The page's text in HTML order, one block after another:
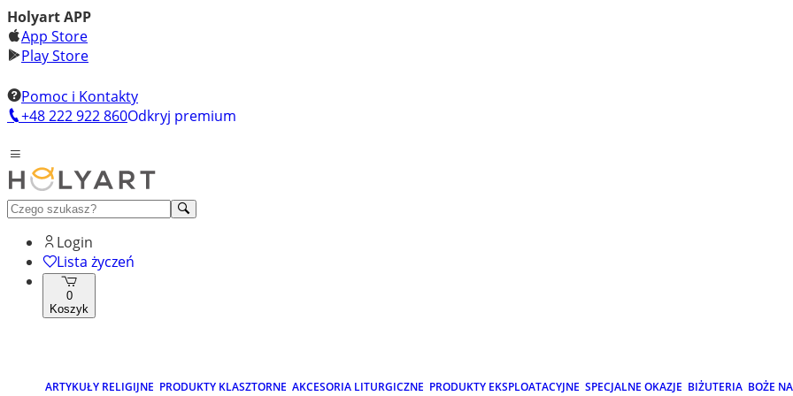
Holyart APP
App Store
Play Store
Pomoc i Kontakty
+48 222 922 860Odkryj premium
Login
Lista życzeń
0
Koszyk
ARTYKUŁY RELIGIJNE PRODUKTY KLASZTORNE AKCESORIA LITURGICZNE PRODUKTY EKSPLOATACYJNE SPECJALNE OKAZJE BIŻUTERIA BOŻE